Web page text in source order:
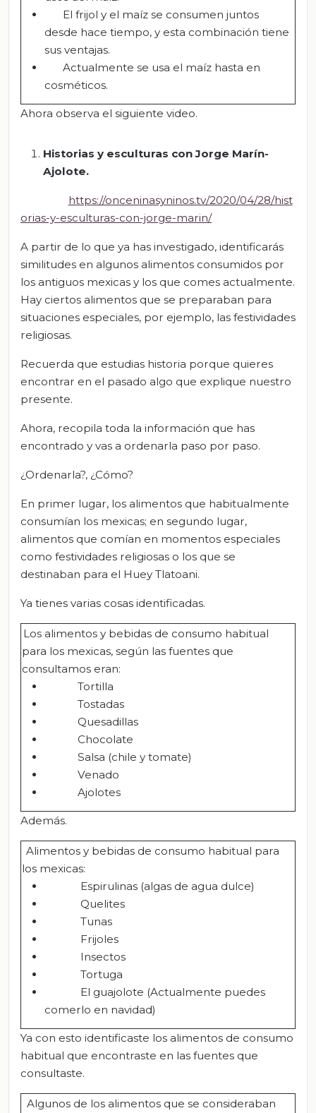
El frijol y el maíz se consumen juntos
desde hace tiempo, y esta combinación tiene
sus ventajas.
Actualmente se usa el maíz hasta en
cosméticos.
Ahora observa el siguiente video.
Historias y esculturas con Jorge Marín-
Ajolote.
https://onceninasyninos.tv/2020/04/28/hist
orias-y-esculturas-con-jorge-marin/
A partir de lo que ya has investigado, identificarás
similitudes en algunos alimentos consumidos por
los antiguos mexicas y los que comes actualmente.
Hay ciertos alimentos que se preparaban para
situaciones especiales, por ejemplo, las festividades
religiosas.
Recuerda que estudias historia porque quieres
encontrar en el pasado algo que explique nuestro
presente.
Ahora, recopila toda la información que has
encontrado y vas a ordenarla paso por paso.
¿Ordenarla?, ¿Cómo?
En primer lugar, los alimentos que habitualmente
consumían los mexicas; en segundo lugar,
alimentos que comían en momentos especiales
como festividades religiosas o los que se
destinaban para el Huey Tlatoani.
Ya tienes varias cosas identificadas.
Los alimentos y bebidas de consumo habitual
para los mexicas, según las fuentes que
consultamos eran:
Tortilla
Tostadas
Quesadillas
Chocolate
Salsa (chile y tomate)
Venado
Ajolotes
Además.
Alimentos y bebidas de consumo habitual para
los mexicas:
Espirulinas (algas de agua dulce)
Quelites
Tunas
Frijoles
Insectos
Tortuga
El guajolote (Actualmente puedes
comerlo en navidad)
Ya con esto identificaste los alimentos de consumo
habitual que encontraste en las fuentes que
consultaste.
Algunos de los alimentos que se consideraban